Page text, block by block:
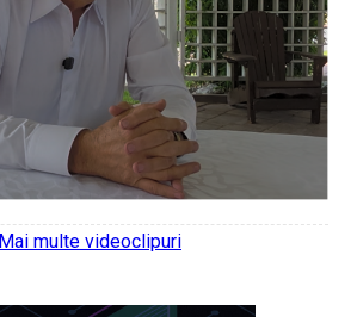
Mai multe videoclipuri